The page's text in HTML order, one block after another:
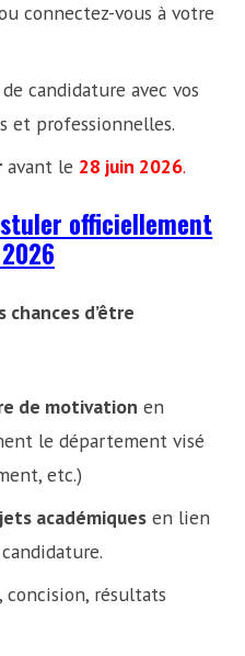
connectez-vous à votre
de candidature avec vos
et professionnelles.
avant le 28 juin 2026.
officiellement
chances d’être
de motivation en
le département visé
etc.)
académiquesen lien
résultats